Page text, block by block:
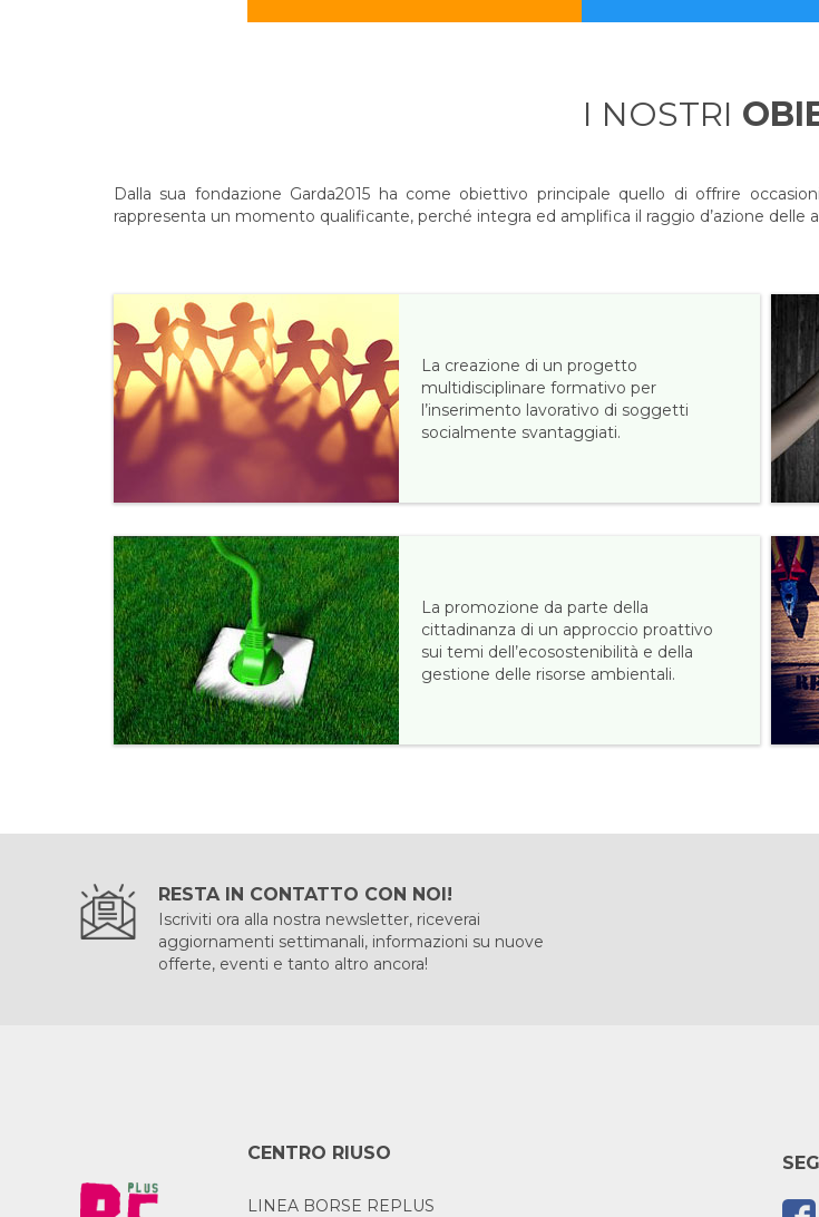
I NOSTRI
Dalla sua fondazione Garda2015 ha come obiettivo principale quello di offrire
rappresenta un momento qualificante, perché integra ed amplifica il raggio d’azione delle
La creazione di un progetto
multidisciplinare formativo per
l’inserimento lavorativo di soggetti
socialmente svantaggiati.
La promozione da parte della
cittadinanza di un approccio proattivo
sui temi dell’ecosostenibilità e della
gestione delle risorse ambientali.
RESTA IN CONTATTO CON NOI!
Iscriviti ora alla nostra newsletter, riceverai
aggiornamenti settimanali, informazioni su nuove
offerte, eventi e tanto altro ancora!
CENTRO RIUSO
LINEA BORSE REPLUS